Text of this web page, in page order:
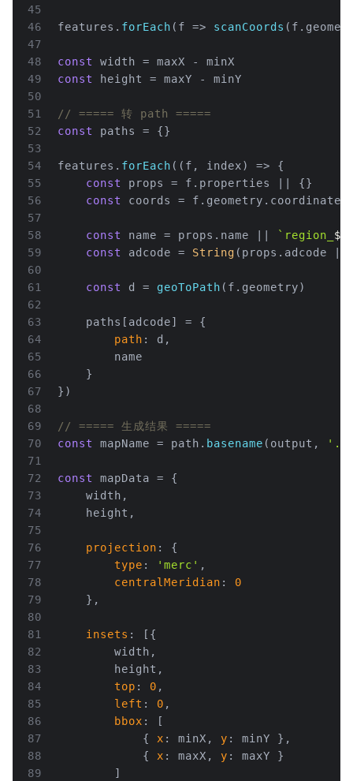
45
46
47
48
49
50
51
52
53
54
55
56
57
58
59
60
61
62
63
64
65
66
67
68
69
70
71
72
73
74
75
76
77
78
79
80
81
82
83
84
85
86
87
88
89
features. forEach ( f => scanCoords (f.
const
width = maxX - minX
const
height = maxY - minY
// ===== 转 path =====
const
paths = {}
features. forEach ( ( f, index) => {
const
props = f. properties
|| {}
const
coords = f. geometry . coordinates
const name = props. name `region_
const
adcode = String (props. adcode
const d = geoToPath (f. geometry)
    paths[adcode] = {
path : d,
        name
    }
})
// ===== 生成结果 =====
const
mapName = path. basename (output,
const
mapData = {
    width,
    height,
projection : {
type : 'merc' ,
centralMeridian : 0
    },
insets : [{
        width,
        height,
top : 0 ,
left : 0 ,
bbox : [
            {
x : minX, y : minY },
            {
x : maxX, y : maxY }
        ]